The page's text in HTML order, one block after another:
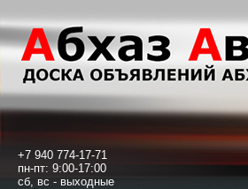
+7 940 774-17-71
пн-пт: 9:00-17:00
сб, вс - выходные